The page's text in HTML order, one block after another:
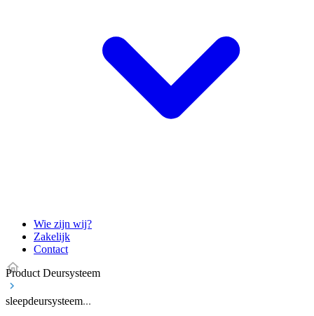
Wie zijn wij?
Zakelijk
Contact
Product Deursysteem
sleepdeursysteem